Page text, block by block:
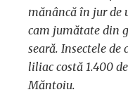
mănâncă în jur de
cam jumătate din
seară. Insectele de
liliac costă 1.400
Măntoiu.